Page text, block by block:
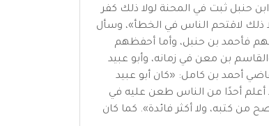
حنبل ثبت في المحنة لولا ذلك كفر
لاقتحم الناس في الخطأ»، وسأل
فأحمد بن حنبل، وأما أحفظهم
بن معن في زمانه، وأبو عبيد
أحمد بن كامل: «كان أبو عبيد
أعلم أحدًا من الناس طعن عليه في
من كتبه، ولا أكثر فائدة». كما كان